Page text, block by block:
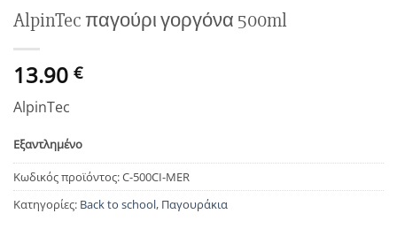
AlpinTec παγούρι γοργόνα 500ml
13.90 €
AlpinTec
Εξαντλημένο
Κωδικός προϊόντος:C-500CI-MER
Κατηγορίες: Back to school, Παγουράκια